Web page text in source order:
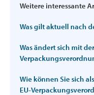
Weitere interessante
Was gilt aktuell nach
Was ändert sich mit
Wie können Sie sich
EU-